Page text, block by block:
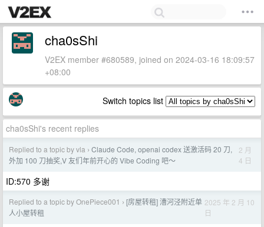
cha0sShi
V2EX member #680589, joined on 2024-03-16 18:09:57
+08:00
Switch topics list
cha0sShi's recent replies
Replied to a topic by vla › Claude Code, openai codex 送激活码 20 刀,
外加 100 刀抽奖,V 友们年前开心的 Vibe Coding 吧～
2 月
4 日
ID:570 多谢
Replied to a topic by OnePiece001 › [房屋转租] 漕河泾附近单
人小屋转租
2025 年 2 月 10
日